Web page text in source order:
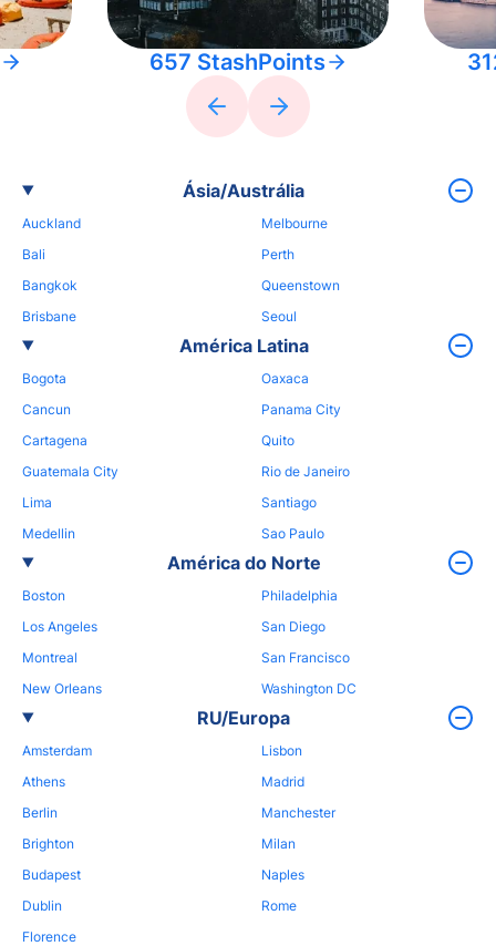
657 StashPoints
Ásia/Austrália
Auckland
Bali
Bangkok
Brisbane
Melbourne
Perth
Queenstown
Seoul
América Latina
Bogota
Cancun
Cartagena
Guatemala City
Lima
Medellin
Oaxaca
Panama City
Quito
Rio de Janeiro
Santiago
Sao Paulo
América do Norte
Boston
Los Angeles
Montreal
New Orleans
Philadelphia
San Diego
San Francisco
Washington DC
RU/Europa
Amsterdam
Athens
Berlin
Brighton
Budapest
Dublin
Florence
Lisbon
Madrid
Manchester
Milan
Naples
Rome